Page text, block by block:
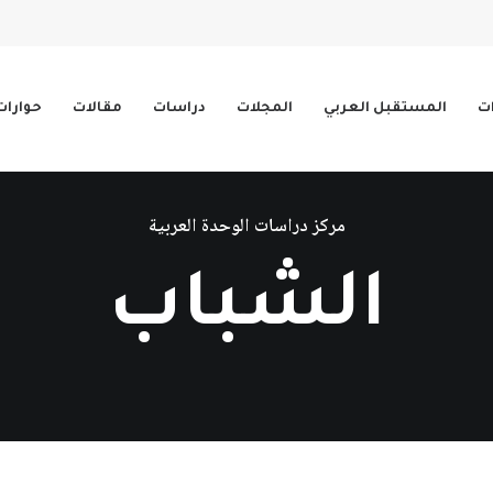
المستقبل العربي المجلات دراسات مقالات
مركز دراسات الوحدة العربية
الشباب